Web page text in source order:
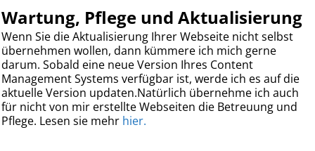
Wartung, Pflege und Aktualisierung
Wenn Sie die Aktualisierung Ihrer Webseite nicht selbst
übernehmen wollen, dann kümmere ich mich gerne
darum. Sobald eine neue Version Ihres Content
Management Systems verfügbar ist, werde ich es auf die
aktuelle Version updaten.Natürlich übernehme ich auch
für nicht von mir erstellte Webseiten die Betreuung und
Pflege. Lesen sie mehr hier.